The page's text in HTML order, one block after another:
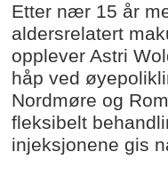
Etter nær 15 år
aldersrelatert
opplever Astri
håp ved
Nordmøre og
fleksibelt
injeksjonene gis